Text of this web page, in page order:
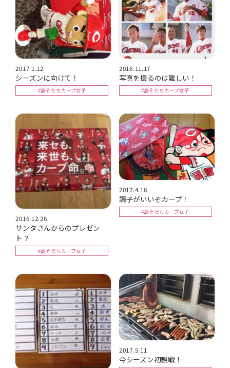
2017.1.12
シーズンに向けて！
#島そだちカープ女子
2016.11.17
写真を撮るのは難しい！
#島そだちカープ女子
2016.12.26
サンタさんからのプレゼン
ト？
#島そだちカープ女子
2017.4.18
調子がいいぞカープ！
#島そだちカープ女子
2017.5.11
今シーズン初観戦！